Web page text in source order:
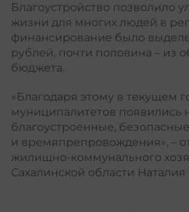
Благоустройство позволило
жизни для многих людей в
финансирование было
рублей, почти половина – из
бюджета.
«Благодаря этому в текущем
муниципалитетов появились
благоустроенные,
и времяпрепровождения», –
жилищно-коммунального
Сахалинской области